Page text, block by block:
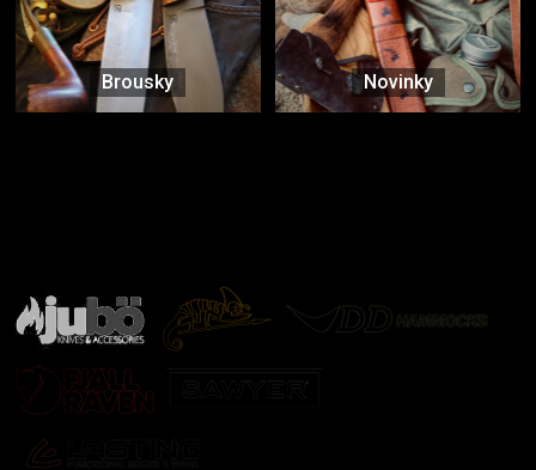
Brousky Novinky